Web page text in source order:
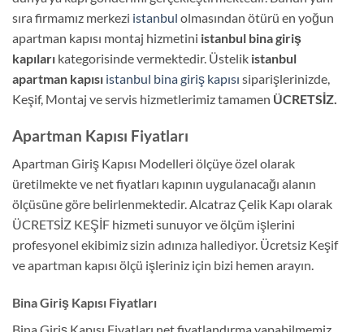
sıra firmamız merkezi istanbul olmasından ötürü en yoğun
apartman kapısı montaj hizmetini istanbul bina giriş
kapıları kategorisinde vermektedir. Üstelik istanbul
apartman kapısı istanbul bina giriş kapısı siparişlerinizde,
Keşif, Montaj ve servis hizmetlerimiz tamamen ÜCRETSİZ.
Apartman Kapısı Fiyatları
Apartman Giriş Kapısı Modelleri ölçüye özel olarak
üretilmekte ve net fiyatları kapının uygulanacağı alanın
ölçüsüne göre belirlenmektedir. Alcatraz Çelik Kapı olarak
ÜCRETSİZ KEŞİF hizmeti sunuyor ve ölçüm işlerini
profesyonel ekibimiz sizin adınıza hallediyor. Ücretsiz Keşif
ve apartman kapısı ölçü işleriniz için bizi hemen arayın.
Bina Giriş Kapısı Fiyatları